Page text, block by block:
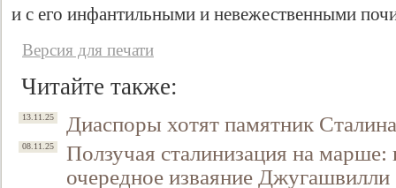
и с его инфантильными и невежественными
Версия для печати
Читайте также:
13.11.25 Диаспоры хотят памятник
08.11.25
Ползучая сталинизация на марше:
очередное изваяние